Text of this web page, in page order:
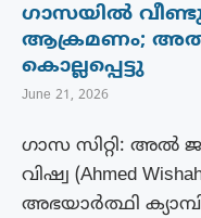
ഗാസയിൽ
ആക്രമണം; അൽ
കൊല്ലപ്പെട്ടു
June 21, 2026
ഗാസ സിറ്റി: അൽ
വിഷ്വ (Ahmed
അഭയാർത്ഥി